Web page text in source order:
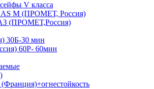
V класса
M (ПРОМЕТ, Россия)
(ПРОМЕТ,Россия)
30Б-30 мин
60Р- 60мин